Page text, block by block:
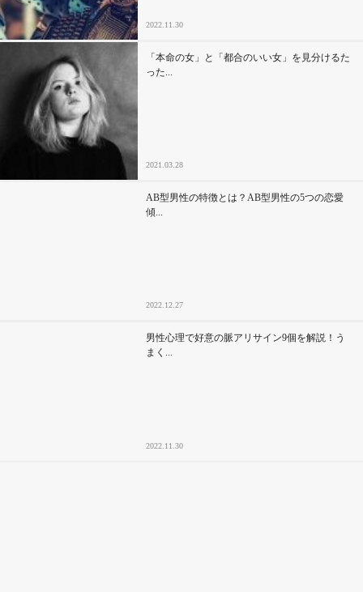
2022.11.30
「本命の女」と「都合のいい女」を見分けるた
った...
2021.03.28
AB型男性の特徴とは？AB型男性の5つの恋愛
傾...
2022.12.27
男性心理で好意の脈アリサイン9個を解説！う
まく...
2022.11.30